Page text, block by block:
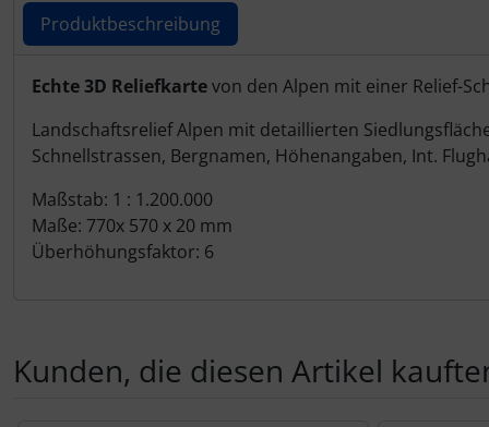
Produktbeschreibung
Produktbeschreibung
Echte 3D Reliefkartevon den Alpen mit einer Relief-
Landschaftsrelief Alpen mit detaillierten
Schnellstrassen, Bergnamen, Höhenangaben, Int.
Maßstab: 1 : 1.200.000
Maße: 770x 570 x 20 mm
Überhöhungsfaktor: 6
Kunden, die diesen Artikel
Reifen, Schläuche und Co.
Schrauben, Muttern & Co.